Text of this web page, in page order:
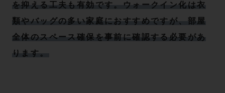
を抑える工夫も有効です。ウォークイン化は衣
類やバッグの多い家庭におすすめですが、部屋
全体のスペース確保を事前に確認する必要があ
ります。